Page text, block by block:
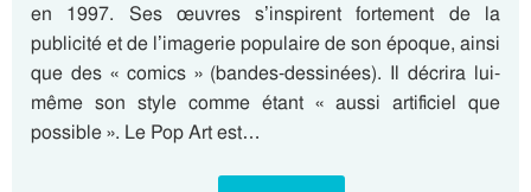
en 1997. Ses œuvres s’inspirent fortement de la
publicité et de l’imagerie populaire de son époque, ainsi
que des « comics » (bandes-dessinées). Il décrira lui-
même son style comme étant « aussi artificiel que
possible ». Le Pop Art est…